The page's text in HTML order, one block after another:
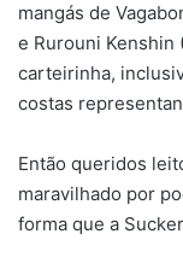
mangás de
e Rurouni Kenshin
carteirinha,
costas
Então queridos
maravilhado por
forma que a